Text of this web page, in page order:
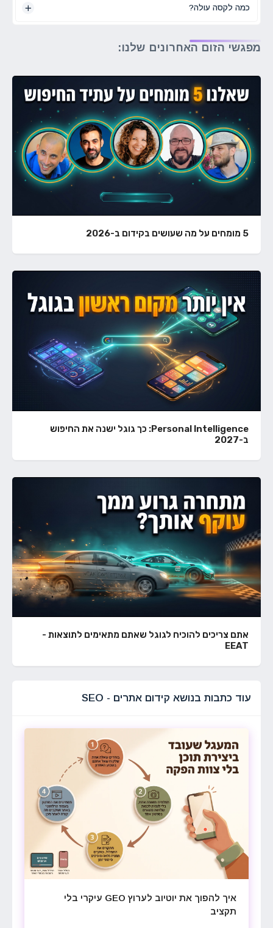
כמה לקסה עולה?
מפגשי הזום האחרונים שלנו:
5 מומחים על מה שעושים בקידום ב-2026
Personal Intelligence: כך גוגל ישנה את החיפוש
ב-2027
אתם צריכים להוכיח לגוגל שאתם מתאימים לתוצאות -
EEAT
עוד כתבות בנושא קידום אתרים - SEO
איך להפוך את יוטיוב לערוץ GEO עיקרי בלי
תקציב